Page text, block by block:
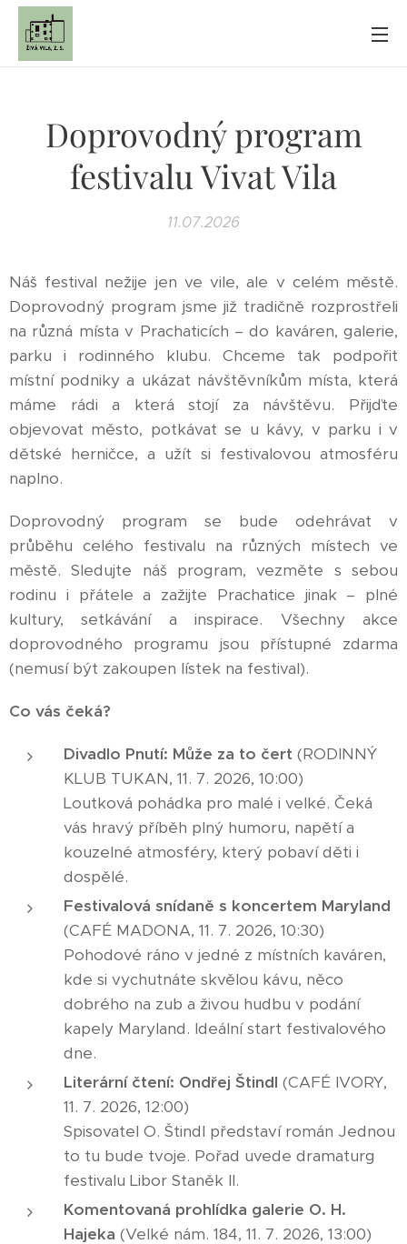
Doprovodný program
festivalu Vivat Vila
11.07.2026
Náš festival nežije jen ve vile, ale v celém městě.
Doprovodný program jsme již tradičně rozprostřeli
na různá místa v Prachaticích – do kaváren, galerie,
parku i rodinného klubu. Chceme tak podpořit
místní podniky a ukázat návštěvníkům místa, která
máme rádi a která stojí za návštěvu. Přijďte
objevovat město, potkávat se u kávy, v parku i v
dětské herničce, a užít si festivalovou atmosféru
naplno.
Doprovodný program se bude odehrávat v
průběhu celého festivalu na různých místech ve
městě. Sledujte náš program, vezměte s sebou
rodinu i přátele a zažijte Prachatice jinak – plné
kultury, setkávání a inspirace. Všechny akce
doprovodného programu jsou přístupné zdarma
(nemusí být zakoupen lístek na festival).
Co vás čeká?
Divadlo Pnutí: Může za to čert (RODINNÝ
KLUB TUKAN, 11. 7. 2026, 10:00)
Loutková pohádka pro malé i velké. Čeká
vás hravý příběh plný humoru, napětí a
kouzelné atmosféry, který pobaví děti i
dospělé.
Festivalová snídaně s koncertem Maryland
(CAFÉ MADONA, 11. 7. 2026, 10:30)
Pohodové ráno v jedné z místních kaváren,
kde si vychutnáte skvělou kávu, něco
dobrého na zub a živou hudbu v podání
kapely Maryland. Ideální start festivalového
dne.
Literární čtení: Ondřej Štindl (CAFÉ IVORY,
11. 7. 2026, 12:00)
Spisovatel O. Štindl představí román Jednou
to tu bude tvoje. Pořad uvede dramaturg
festivalu Libor Staněk II.
Komentovaná prohlídka galerie O. H.
Hajeka (Velké nám. 184, 11. 7. 2026, 13:00)